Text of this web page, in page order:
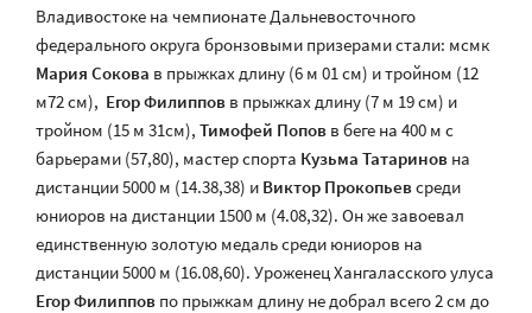
Владивостоке на чемпионате Дальневосточного
федерального округа бронзовыми призерами стали: мсмк
Мария Сокова в прыжках длину (6 м 01 см) и тройном (12
м72 см), Егор Филиппов в прыжках длину (7 м 19 см) и
тройном (15 м 31см), Тимофей Попов в беге на 400 м с
барьерами (57,80), мастер спорта Кузьма Татаринов на
дистанции 5000 м (14.38,38) и Виктор Прокопьевсреди
юниоров на дистанции 1500 м (4.08,32). Он же завоевал
единственную золотую медаль среди юниоров на
дистанции 5000 м (16.08,60). Уроженец Хангаласского улуса
Егор Филиппов по прыжкам длину не добрал всего 2 см до